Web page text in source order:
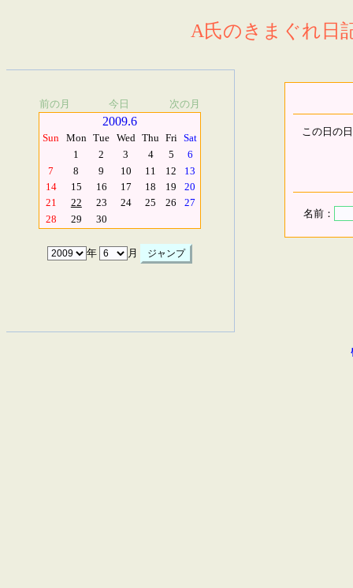
A氏のきまぐれ日
前の月 今日 次の月
2009.6
Sun Mon Tue Wed Thu Fri Sat
1
2 3 4 5
6
7
8 9 10 11 12
13
14
15 16 17 18 19
20
21
22 23 24 25 26
27
28
29 30
年 月
この日の
名前：